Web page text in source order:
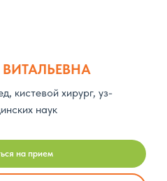
кистевой хирург, уз-
наук
на прием